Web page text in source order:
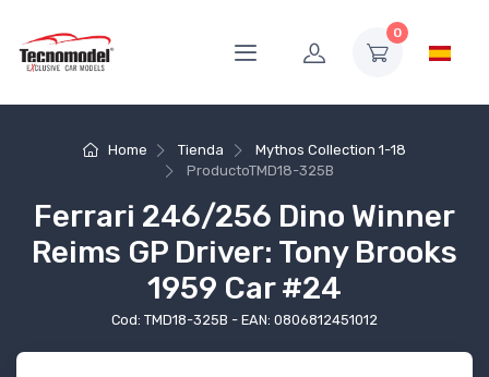
0
Home Tienda
Mythos Collection 1-18
ProductoTMD18-325B
Ferrari 246/256 Dino Winner
Reims GP Driver: Tony Brooks
1959 Car #24
Cod: TMD18-325B - EAN: 0806812451012